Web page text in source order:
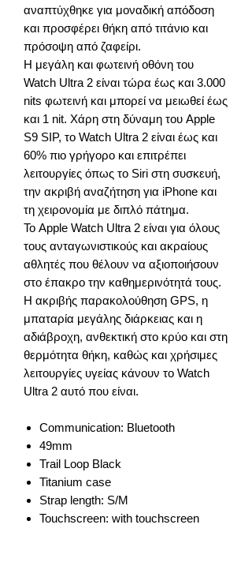
αναπτύχθηκε για μοναδική απόδοση
και προσφέρει θήκη από τιτάνιο και
πρόσοψη από ζαφείρι.
Η μεγάλη και φωτεινή οθόνη του
Watch Ultra 2 είναι τώρα έως και 3.000
nits φωτεινή και μπορεί να μειωθεί έως
και 1 nit. Χάρη στη δύναμη του Apple
S9 SIP, το Watch Ultra 2 είναι έως και
60% πιο γρήγορο και επιτρέπει
λειτουργίες όπως το Siri στη συσκευή,
την ακριβή αναζήτηση για iPhone και
τη χειρονομία με διπλό πάτημα.
Το Apple Watch Ultra 2 είναι για όλους
τους ανταγωνιστικούς και ακραίους
αθλητές που θέλουν να αξιοποιήσουν
στο έπακρο την καθημερινότητά τους.
Η ακριβής παρακολούθηση GPS, η
μπαταρία μεγάλης διάρκειας και η
αδιάβροχη, ανθεκτική στο κρύο και στη
θερμότητα θήκη, καθώς και χρήσιμες
λειτουργίες υγείας κάνουν το Watch
Ultra 2 αυτό που είναι.
Communication: Bluetooth
49mm
Trail Loop Black
Titanium case
Strap length: S/M
Touchscreen: with touchscreen